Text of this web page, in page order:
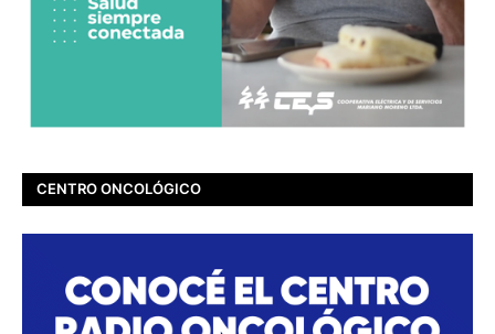
CENTRO ONCOLÓGICO